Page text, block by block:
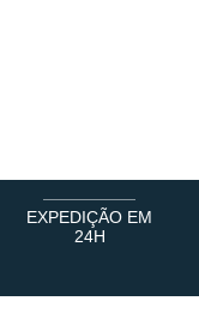
EXPEDIÇÃO EM
24H